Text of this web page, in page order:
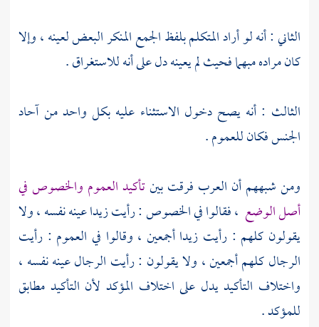
الثاني : أنه لو أراد المتكلم بلفظ الجمع المنكر البعض لعينه ، وإلا
كان مراده مبهما فحيث لم يعينه دل على أنه للاستغراق .
الثالث : أنه يصح دخول الاستثناء عليه بكل واحد من آحاد
الجنس فكان للعموم .
ومن شبههم أن العرب فرقت بينتأكيد العموم والخصوص في
أصل الوضع ، فقالوا في الخصوص : رأيت زيدا عينه نفسه ، ولا
يقولون كلهم : رأيت زيدا أجمعين ، وقالوا في العموم : رأيت
الرجال كلهم أجمعين ، ولا يقولون : رأيت الرجال عينه نفسه ،
واختلاف التأكيد يدل على اختلاف المؤكد لأن التأكيد مطابق
للمؤكد .